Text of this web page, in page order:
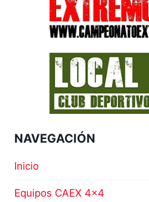
Y
ASESORAMIENTO
TÉCNICO
LOS
EQUIPOS
PARTICIPANTES
EN
EL
EXTREMO
2022
NAVEGACIÓN
Inicio
Equipos CAEX 4×4